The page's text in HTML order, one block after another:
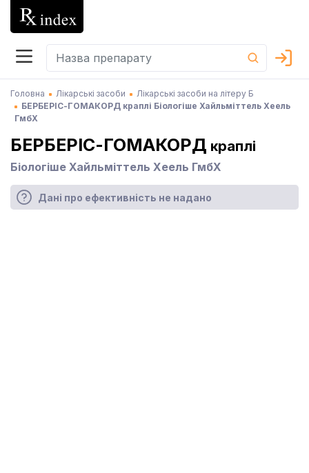
Головна Лікарські засоби
Лікарські засоби на літеру Б
БЕРБЕРІС-ГОМАКОРД краплі Біологіше Хайльміттель Хеель
ГмбХ
БЕРБЕРІС-ГОМАКОРД краплі
Біологіше Хайльміттель Хеель ГмбХ
Дані про ефективність не надано